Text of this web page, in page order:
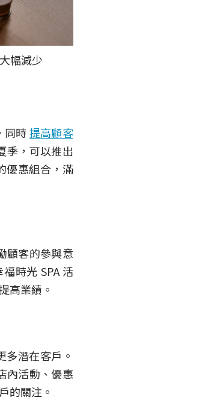
幅減少
同時提高顧客
季，可以推出
優惠組合，滿
顧客的參與意
時光 SPA 活
高業績。
潛在客戶。
內活動、優惠
的關注。